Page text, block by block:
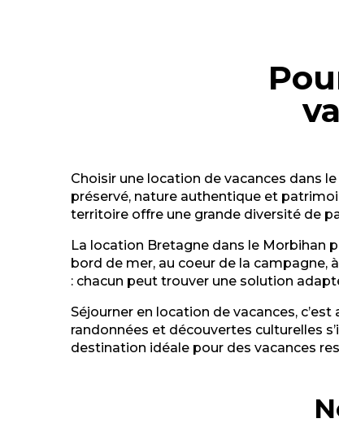
Longère rénovée tout confort à 100m du bourg,
Le Clos Er Lann - La maison de maître
Le Cellier - Gîte
Derian Gérard - L'Ecureuil
Choisir une location de vacances dans
préservé, nature authentique et
territoire offre une grande diversité de
La location Bretagne dans le Morbihan
bord de mer, au coeur de la
: chacun peut trouver une solution
Séjourner en location de vacances,
randonnées et découvertes culturelles
destination idéale pour des vacances